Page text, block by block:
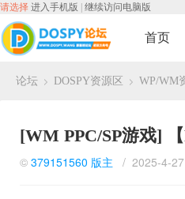
请选择 进入手机版 继续访问电脑版
首页
论坛 DOSPY资源区 WP/WM
[WM PPC/SP游戏]
© 379151560 版主 / 2025-4-